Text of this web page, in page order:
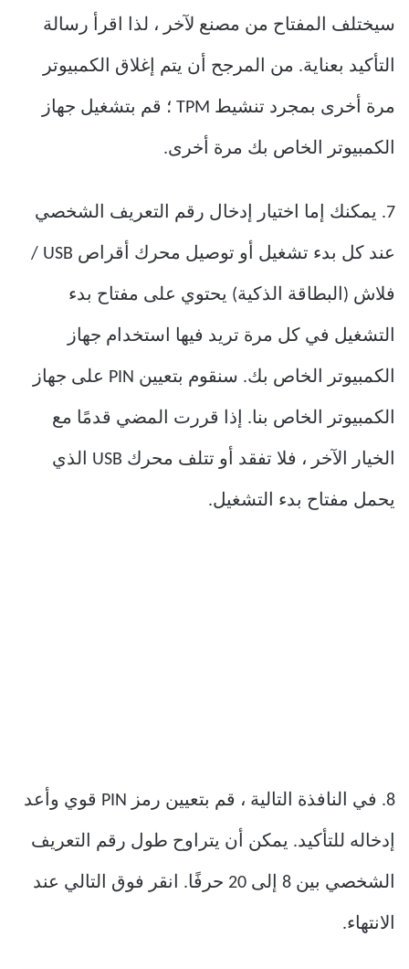
سيختلف المفتاح من مصنع لآخر ، لذا اقرأ رسالة
التأكيد بعناية. من المرجح أن يتم إغلاق الكمبيوتر
مرة أخرى بمجرد تنشيط TPM ؛ قم بتشغيل جهاز
الكمبيوتر الخاص بك مرة أخرى.
7. يمكنك إما اختيار إدخال رقم التعريف الشخصي
عند كل بدء تشغيل أو توصيل محرك أقراص USB /
فلاش (البطاقة الذكية) يحتوي على مفتاح بدء
التشغيل في كل مرة تريد فيها استخدام جهاز
الكمبيوتر الخاص بك. سنقوم بتعيين PIN على جهاز
الكمبيوتر الخاص بنا. إذا قررت المضي قدمًا مع
الخيار الآخر ، فلا تفقد أو تتلف محرك USB الذي
يحمل مفتاح بدء التشغيل.
8. في النافذة التالية ، قم بتعيين رمز PIN قوي وأعد
إدخاله للتأكيد. يمكن أن يتراوح طول رقم التعريف
الشخصي بين 8 إلى 20 حرفًا. انقر فوق التالي عند
الانتهاء.